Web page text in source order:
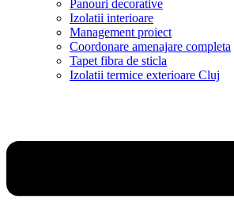
Panouri decorative
Izolatii interioare
Management proiect
Coordonare amenajare completa
Tapet fibra de sticla
Izolatii termice exterioare Cluj